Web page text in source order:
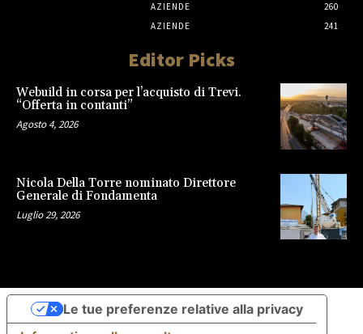
AZIENDE
260
AZIENDE
241
Editor Picks
Webuild in corsa per l’acquisto di Trevi.
“Offerta in contanti”
Agosto 4, 2026
Nicola Della Torre nominato Direttore
Generale di Fondamenta
Luglio 29, 2026
Le tue preferenze relative alla privacy